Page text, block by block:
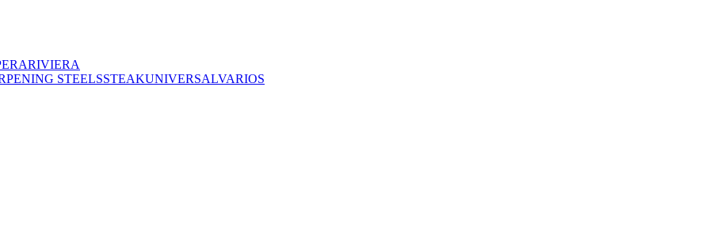
RIVIERA
STEELSSTEAKUNIVERSALVARIOS